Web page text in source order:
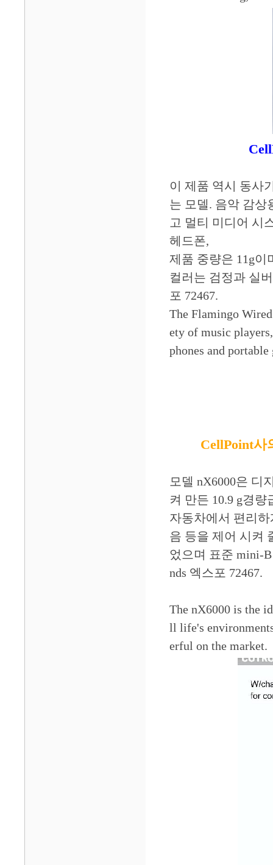
이 제품 역시 동사
는 모델. 음악 감상
고 멀티 미디어 시
헤드폰,
제품 중량은 11g이
컬러는 검정과 실
포 72467.
The Flamingo
ety of music
phones and
CellPoint사
모델 nX6000은 디
켜 만든 10.9 g경
자동차에서 편리
음 등을 제어 시켜
었으며 표준 mini-
nds 엑스포 72467.
The nX6000 is the
ll life's
erful on the market.